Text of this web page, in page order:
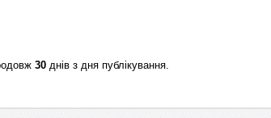
30 днів з дня публікування.